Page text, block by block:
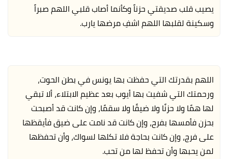
يصيب قلب صديقتي حزناً وكأنما أصاب قلبي اللهم صبراً
وسكينة لقلبها اللهم اشفِ مرضها يارب.
اللهم بقدرتك التي حفظت بها يونس في بطن الحوت،
ورحمتك التي شفيت بها أيوب بعد عظيم الابتلاء، ألا تبقي
لها همًا ولا حزنًا ولا ضيقًا ولا سقمًا، وإن كانت قد أصبحت
بحزن فأمسها بفرح، وإن كانت قد نامت على ضيق فأيقظها
على فرج، وإن كانت بحاجة فلا تكلها لسواك، وأن تحفظها
لمن يحبها وأن تحفظ لها من تحب.